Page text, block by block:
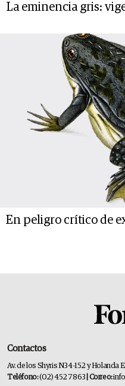
La eminencia gris:
En peligro crítico de
Contactos
Av. de los Shyris N34-152 y Holanda
Teléfono:(02) 452 7863 | Correo: